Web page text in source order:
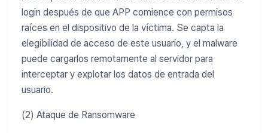
login después de que APP comience con permisos
raíces en el dispositivo de la víctima. Se capta la
elegibilidad de acceso de este usuario, y el malware
puede cargarlos remotamente al servidor para
interceptar y explotar los datos de entrada del
usuario.
(2) Ataque de Ransomware